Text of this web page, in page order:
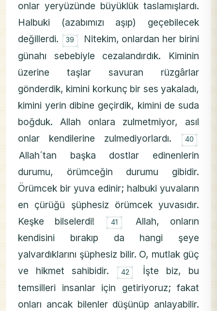
onlar yeryüzünde büyüklük taslamışlardı.
Halbuki (azabımızı aşıp) geçebilecek
değillerdi. ۝
39
Nitekim, onlardan her birini
günahı sebebiyle cezalandırdık. Kiminin
üzerine taşlar savuran rüzgârlar
gönderdik, kimini korkunç bir ses yakaladı,
kimini yerin dibine geçirdik, kimini de suda
boğduk. Allah onlara zulmetmiyor, asıl
onlar kendilerine zulmediyorlardı. ۝
40
Allah´tan başka dostlar edinenlerin
durumu, örümceğin durumu gibidir.
Örümcek bir yuva edinir; halbuki yuvaların
en çürüğü şüphesiz örümcek yuvasıdır.
Keşke bilselerdi! ۝
41
Allah, onların
kendisini bırakıp da hangi şeye
yalvardıklarını şüphesiz bilir. O, mutlak güç
ve hikmet sahibidir. ۝
42
İşte biz, bu
temsilleri insanlar için getiriyoruz; fakat
onları ancak bilenler düşünüp anlayabilir.